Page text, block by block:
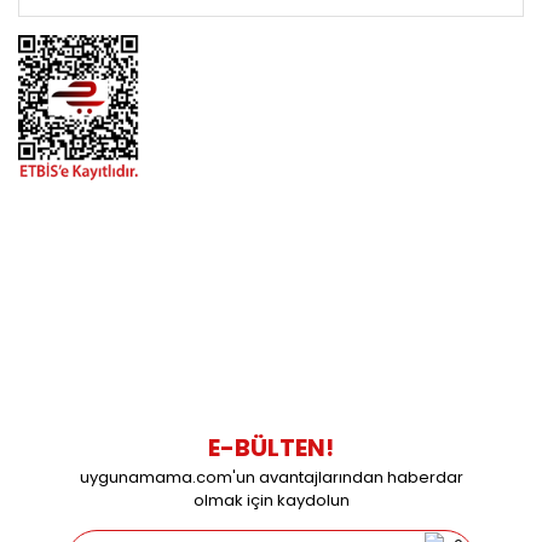
E-BÜLTEN!
uygunamama.com'un avantajlarından haberdar
olmak için kaydolun